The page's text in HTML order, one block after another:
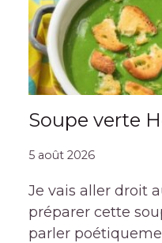
Soupe verte
5 août 2026
Je vais aller droit
préparer cette
parler